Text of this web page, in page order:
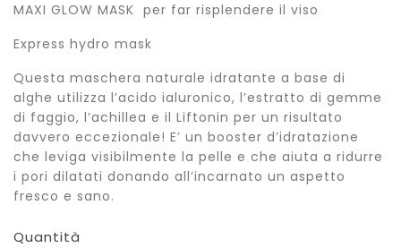
MAXI GLOW MASK per far risplendere il viso
Express hydro mask
Questa maschera naturale idratante a base di
alghe utilizza l’acido ialuronico, l’estratto di gemme
di faggio, l’achillea e il Liftonin per un risultato
davvero eccezionale! E’ un booster d’idratazione
che leviga visibilmente la pelle e che aiuta a ridurre
i pori dilatati donando all’incarnato un aspetto
fresco e sano.
Quantità